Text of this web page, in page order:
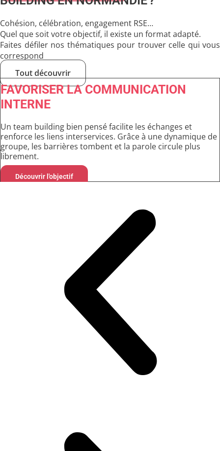
Cohésion, célébration, engagement RSE…
Quel que soit votre objectif, il existe un format adapté.
Faites défiler nos thématiques pour trouver celle qui vous
correspond
Tout découvrir
FAVORISER LA COMMUNICATION
INTERNE
Un team building bien pensé facilite les échanges et
renforce les liens interservices. Grâce à une dynamique de
groupe, les barrières tombent et la parole circule plus
librement.
Découvrir l'objectif